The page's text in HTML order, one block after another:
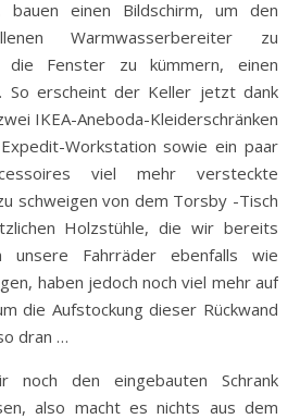
bauen einen Bildschirm, um den
Warmwasserbereiter zu
Fenster zu kümmern, einen
So erscheint der Keller jetzt dank
IKEA-Aneboda-Kleiderschränken
Workstation sowie ein paar
viel mehr versteckte
schweigen von dem Torsby -Tisch
Holzstühle, die wir bereits
unsere Fahrräder ebenfalls wie
haben jedoch noch viel mehr auf
die Aufstockung dieser Rückwand
dran …
den eingebauten Schrank
also macht es nichts aus dem